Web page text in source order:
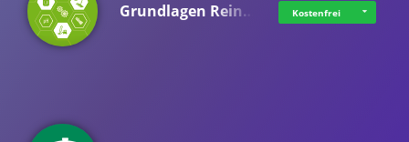
Grundlagen Rein… Kostenfrei